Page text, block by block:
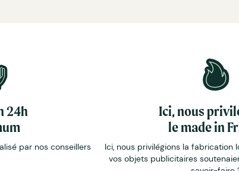
24h
par nos conseillers
Ici, nous
le made in
Ici, nous privilégions la fabrication
vos objets publicitaires